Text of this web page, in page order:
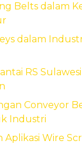
Belts dalam
dalam
RS
Conveyor
Industri
Wire